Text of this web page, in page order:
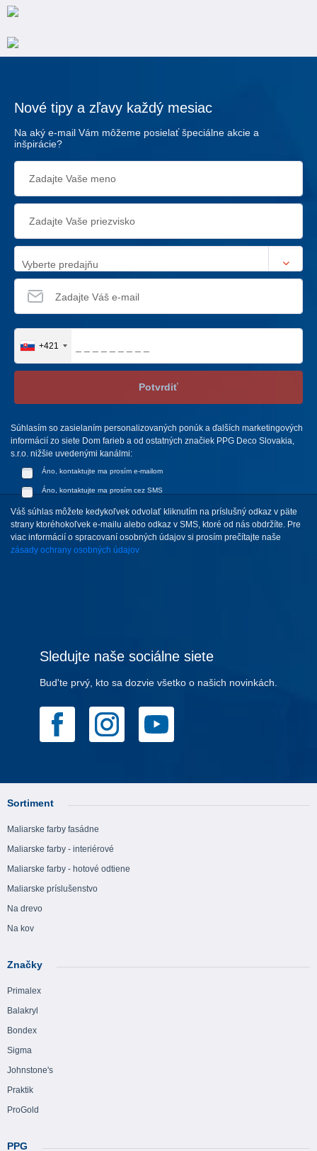
Nové tipy a zľavy každý mesiac
Na aký e-mail Vám môžeme posielať špeciálne akcie a
inšpirácie?
Vyberte predajňu
+421
Potvrdiť
Súhlasím so zasielaním personalizovaných ponúk a ďalších marketingových
informácií zo siete Dom farieb a od ostatných značiek PPG Deco Slovakia,
s.r.o. nižšie uvedenými kanálmi:
Áno, kontaktujte ma prosím e-mailom
Áno, kontaktujte ma prosím cez SMS
Váš súhlas môžete kedykoľvek odvolať kliknutím na príslušný odkaz v päte
strany ktoréhokoľvek e-mailu alebo odkaz v SMS, ktoré od nás obdržíte. Pre
viac informácií o spracovaní osobných údajov si prosím prečítajte naše
zásady ochrany osobných údajov
Sledujte naše sociálne siete
Bud'te prvý, kto sa dozvie všetko o našich novinkách.
Sortiment
Maliarske farby fasádne
Maliarske farby - interiérové
Maliarske farby - hotové odtiene
Maliarske príslušenstvo
Na drevo
Na kov
Značky
Primalex
Balakryl
Bondex
Sigma
Johnstone's
Praktik
ProGold
PPG